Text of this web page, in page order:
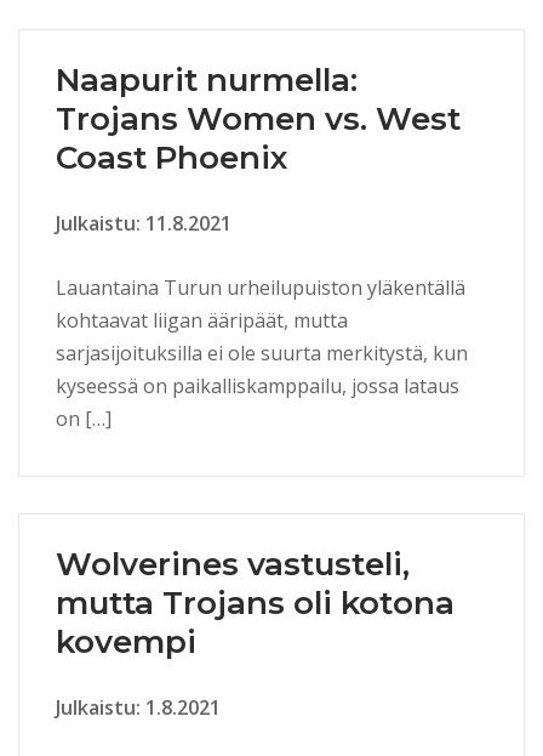
Naapurit nurmella:
Trojans Women vs. West
Coast Phoenix
Julkaistu: 11.8.2021
Lauantaina Turun urheilupuiston yläkentällä
kohtaavat liigan ääripäät, mutta
sarjasijoituksilla ei ole suurta merkitystä, kun
kyseessä on paikalliskamppailu, jossa lataus
on […]
Wolverines vastusteli,
mutta Trojans oli kotona
kovempi
Julkaistu: 1.8.2021